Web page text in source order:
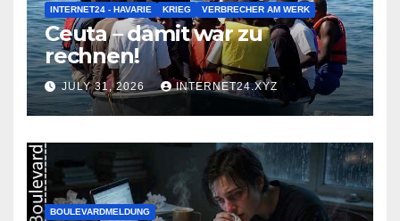
INTERNET24 - HAVARIE KRIEG VERBRECHER AM WERK
Ceuta – damit war zu
rechnen!
JULY 31, 2026 INTERNET24.XYZ
BOULEVARDMELDUNG